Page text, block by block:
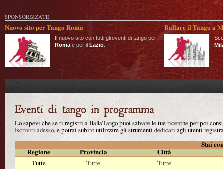
SPONSORIZZATE
Nuovo sito per Tango Roma
Il nuovo sito con tutti gli eventi di tango per
Roma e per il Lazio
Ballare il Tango a
Lo sapevi che se ti registri a BallaTango puoi salvare le tue ricerche per poi
Iscriviti adesso, e potrai subito utilizzare gli strumenti dedicati agli utenti
Stai
Regione
Provincia
Città
Tutte
Tutte
Tutte